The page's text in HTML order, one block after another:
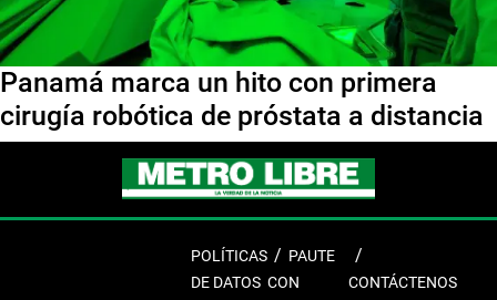
Panamá marca un hito con primera
cirugía robótica de próstata a distancia
POLÍTICAS
DE DATOS
PAUTE
CON
CONTÁCTENOS